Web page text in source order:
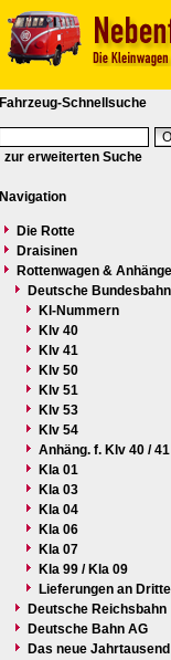
Fahrzeug-Schnellsuche
zur erweiterten Suche
Navigation
Die Rotte
Draisinen
Rottenwagen &
Deutsche Bundesbahn
Kl-Nummern
Klv 40
Klv 41
Klv 50
Klv 51
Klv 53
Klv 54
Anhäng. f. Klv 40 / 41
Kla 01
Kla 03
Kla 04
Kla 06
Kla 07
Kla 99 / Kla 09
Lieferungen an Dritte
Deutsche Reichsbahn
Deutsche Bahn AG
Das neue Jahrtausend